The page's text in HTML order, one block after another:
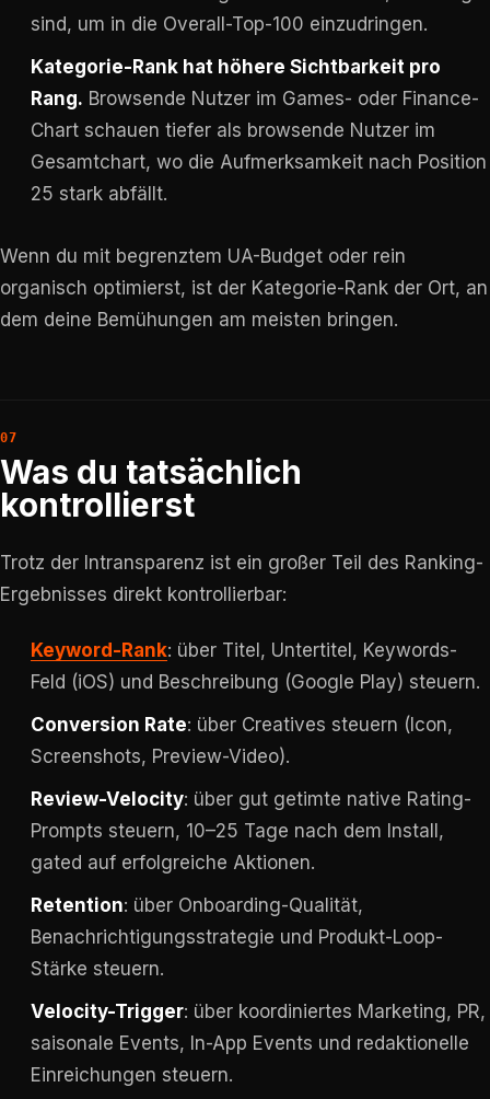
sind, um in die Overall-Top-100 einzudringen.
Kategorie-Rank hat höhere Sichtbarkeit pro
Rang. Browsende Nutzer im Games- oder Finance-
Chart schauen tiefer als browsende Nutzer im
Gesamtchart, wo die Aufmerksamkeit nach Position
25 stark abfällt.
Wenn du mit begrenztem UA-Budget oder rein
organisch optimierst, ist der Kategorie-Rank der Ort, an
dem deine Bemühungen am meisten bringen.
Was du tatsächlich
kontrollierst
Trotz der Intransparenz ist ein großer Teil des Ranking-
Ergebnisses direkt kontrollierbar:
Keyword-Rank: über Titel, Untertitel, Keywords-
Feld (iOS) und Beschreibung (Google Play) steuern.
Conversion Rate: über Creatives steuern (Icon,
Screenshots, Preview-Video).
Review-Velocity: über gut getimte native Rating-
Prompts steuern, 10–25 Tage nach dem Install,
gated auf erfolgreiche Aktionen.
Retention: über Onboarding-Qualität,
Benachrichtigungsstrategie und Produkt-Loop-
Stärke steuern.
Velocity-Trigger: über koordiniertes Marketing, PR,
saisonale Events, In-App Events und redaktionelle
Einreichungen steuern.